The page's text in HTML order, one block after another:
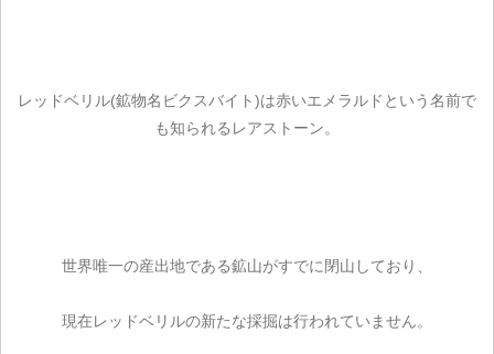
レッドベリル(鉱物名ビクスバイト)は赤いエメラルドという名前で
も知られるレアストーン。
世界唯一の産出地である鉱山がすでに閉山しており、
現在レッドベリルの新たな採掘は行われていません。